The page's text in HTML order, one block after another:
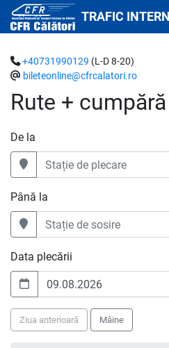
TRAFIC INTERN
Rute + cumpără
+40731990129 (L-D 8-20)
bileteonline@cfrcalatori.ro
De la
Până la
Data plecării
Ziua anterioară Mâine